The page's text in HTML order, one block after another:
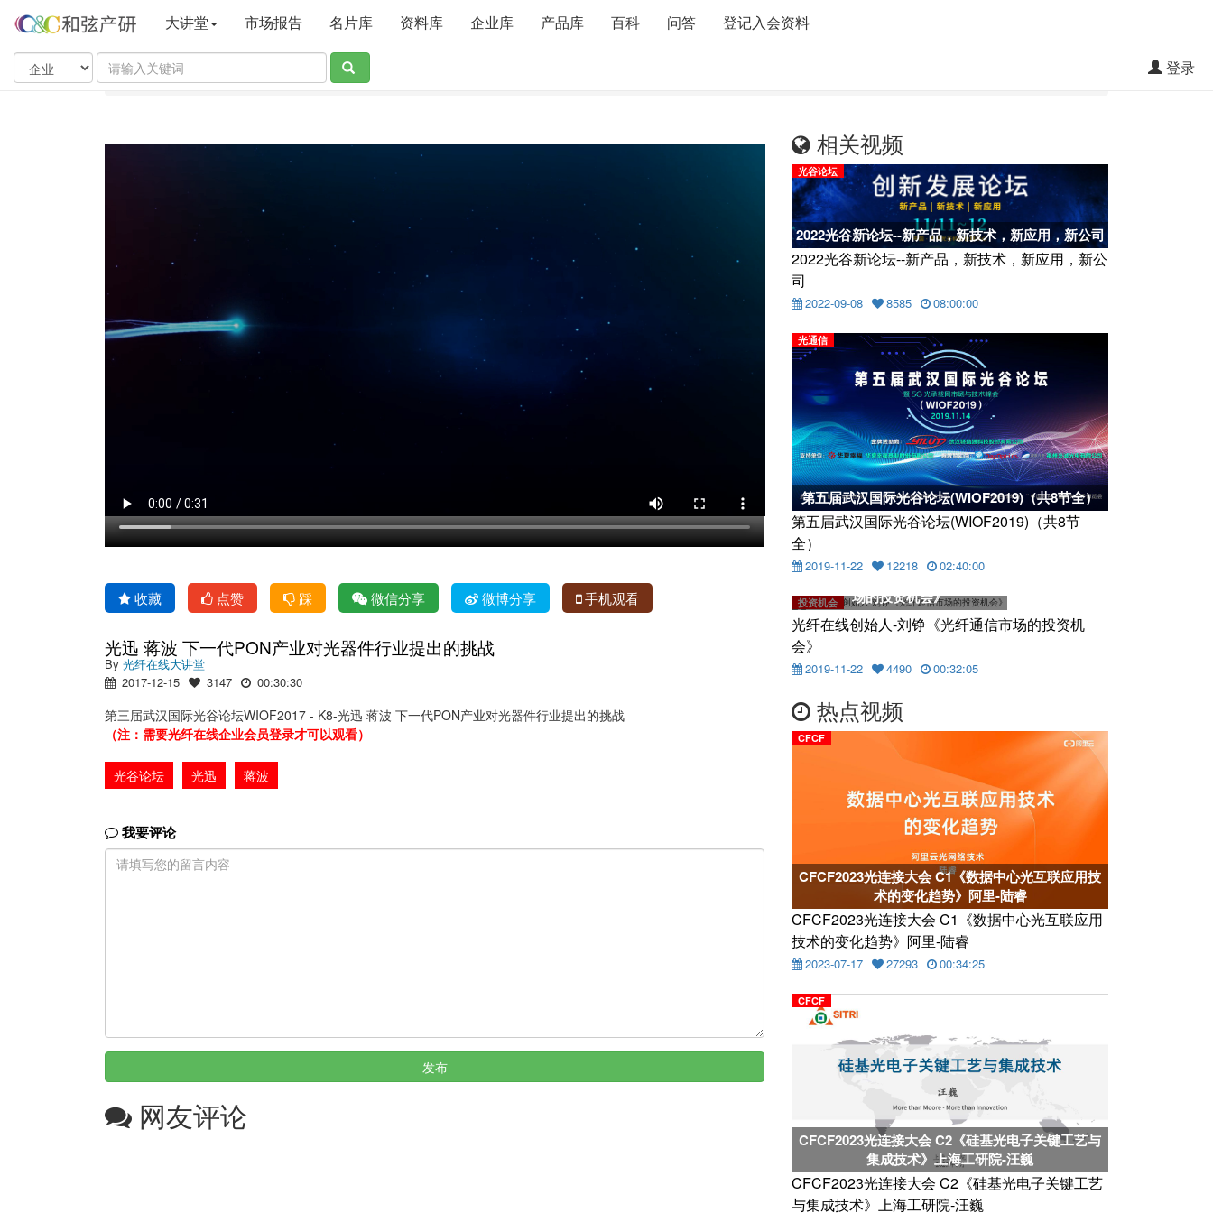
大讲堂 市场报告 名片库 资料库 企业库 产品库 百科 问答 登记入会资料
登录
当前位置： 和弦产业研究中心 大讲堂
收藏 点赞 踩 微信分享 微博分享 手机观看
光迅 蒋波 下一代PON产业对光器件行业提出的挑战
By 光纤在线大讲堂
2017-12-15
3147 00:30:30
第三届武汉国际光谷论坛WIOF2017 - K8-光迅 蒋波 下一代PON产业对光器件行业提出的挑战
（注：需要光纤在线企业会员登录才可以观看）
光谷论坛 光迅 蒋波
我要评论
发布
网友评论
相关视频
光谷论坛
2022光谷新论坛--新产品，新技术，新应用，新公司
2022光谷新论坛--新产品，新技术，新应用，新公
司
2022-09-08 8585 08:00:00
光通信
第五届武汉国际光谷论坛(WIOF2019)（共8节全）
第五届武汉国际光谷论坛(WIOF2019)（共8节
全）
2019-11-22 12218 02:40:00
投资机会
光纤在线创始人-刘铮《光纤通信市
场的投资机会》
光纤在线创始人-刘铮《光纤通信市场的投资机
会》
2019-11-22 4490 00:32:05
热点视频
CFCF
CFCF2023光连接大会 C1《数据中心光互联应用技
术的变化趋势》阿里-陆睿
CFCF2023光连接大会 C1《数据中心光互联应用
技术的变化趋势》阿里-陆睿
2023-07-17 27293 00:34:25
CFCF
CFCF2023光连接大会 C2《硅基光电子关键工艺与
集成技术》上海工研院-汪巍
CFCF2023光连接大会 C2《硅基光电子关键工艺
与集成技术》上海工研院-汪巍